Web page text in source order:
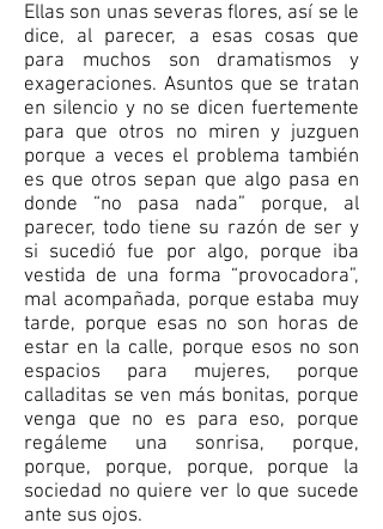
Ellas son unas severas flores, así se le
dice, al parecer, a esas cosas que
para muchos son dramatismos y
exageraciones. Asuntos que se tratan
en silencio y no se dicen fuertemente
para que otros no miren y juzguen
porque a veces el problema también
es que otros sepan que algo pasa en
donde “no pasa nada” porque, al
parecer, todo tiene su razón de ser y
si sucedió fue por algo, porque iba
vestida de una forma “provocadora”,
mal acompañada, porque estaba muy
tarde, porque esas no son horas de
estar en la calle, porque esos no son
espacios para mujeres, porque
calladitas se ven más bonitas, porque
venga que no es para eso, porque
regáleme una sonrisa, porque,
porque, porque, porque, porque la
sociedad no quiere ver lo que sucede
ante sus ojos.